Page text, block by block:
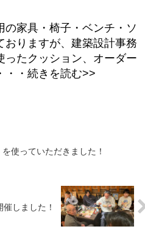
家具・椅子・ベンチ・ソ
おりますが、建築設計事務
ったクッション、オーダー
・・続きを読む>>
使っていただきました！
しました！